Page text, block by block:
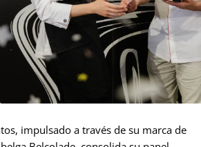
impulsado a través de su marca de